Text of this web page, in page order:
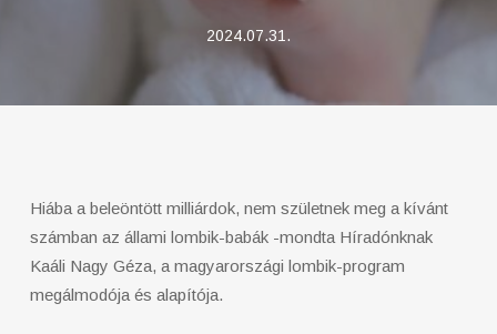
2024.07.31.
Hiába a beleöntött milliárdok, nem születnek meg a kívánt
számban az állami lombik-babák -mondta Híradónknak
Kaáli Nagy Géza, a magyarországi lombik-program
megálmodója és alapítója.